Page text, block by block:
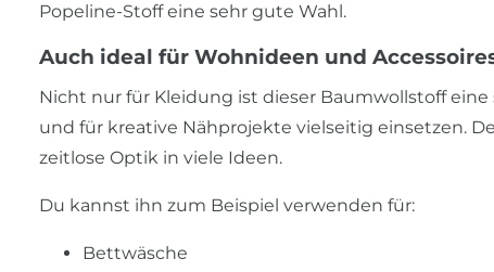
Popeline-Stoff eine sehr gute Wahl.
Auch ideal für Wohnideen und
Nicht nur für Kleidung ist dieser Baumwollstoff
und für kreative Nähprojekte vielseitig einsetzen.
zeitlose Optik in viele Ideen.
Du kannst ihn zum Beispiel verwenden für:
Bettwäsche